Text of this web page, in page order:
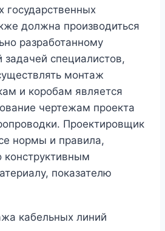
государственных
должна производиться
разработанному
задачей специалистов,
монтаж
и коробам является
чертежам проекта
Проектировщик
нормы и правила,
конструктивным
показателю